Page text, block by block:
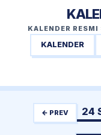
KALENDER
KALENDER
← PREV 24